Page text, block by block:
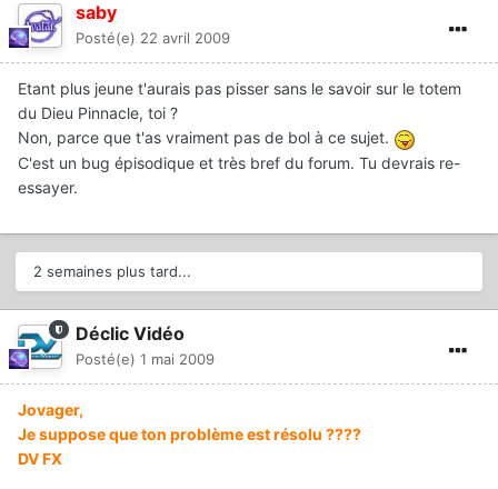
saby
Posté(e) 22 avril 2009
Etant plus jeune t'aurais pas pisser sans le savoir sur le totem
du Dieu Pinnacle, toi ?
Non, parce que t'as vraiment pas de bol à ce sujet.
C'est un bug épisodique et très bref du forum. Tu devrais re-
essayer.
2 semaines plus tard...
Déclic Vidéo
Posté(e) 1 mai 2009
Jovager,
Je suppose que ton problème est résolu ????
DV FX